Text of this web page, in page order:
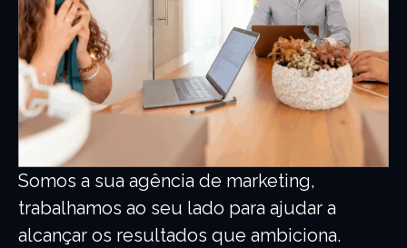
Somos a sua agência de marketing,
trabalhamos ao seu lado para ajudar a
alcançar os resultados que ambiciona.